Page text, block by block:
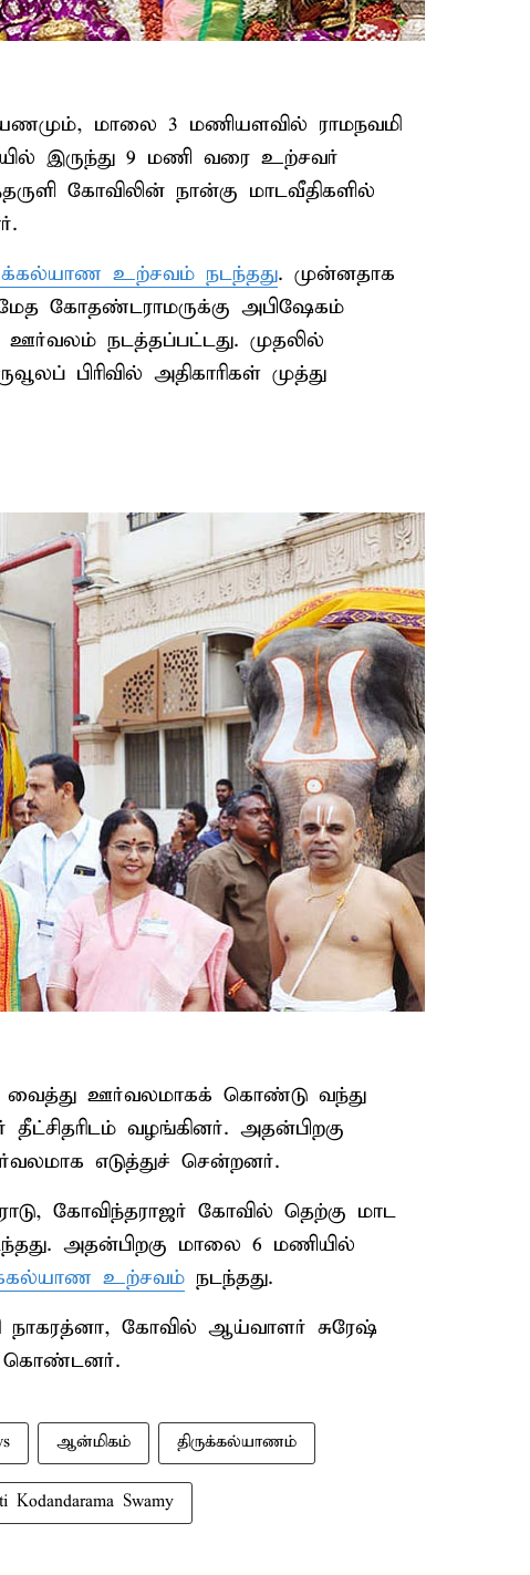
மாலை 3 மணியளவில் ராமநவமி
இருந்து 9 மணி வரை உற்சவர்
கோவிலின் நான்கு மாடவீதிகளில்
உற்சவம் நடந்தது. முன்னதாக
கோதண்டராமருக்கு அபிஷேகம்
நடத்தப்பட்டது. முதலில்
பிரிவில் அதிகாரிகள் முத்து
வைத்து ஊர்வலமாகக் கொண்டு வந்து
வழங்கினர். அதன்பிறகு
எடுத்துச் சென்றனர்.
கோவிந்தராஜர் கோவில் தெற்கு மாட
அதன்பிறகு மாலை 6 மணியில்
உற்சவம் நடந்தது.
நாகரத்னா, கோவில் ஆய்வாளர் சுரேஷ்
கொண்டனர்.
ஆன்மிகம் திருக்கல்யாணம்
Kodandarama Swamy